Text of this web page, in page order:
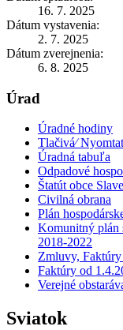
16. 7. 2025
Dátum vystavenia:
2. 7. 2025
Dátum zverejnenia:
6. 8. 2025
Úrad
Úradné hodiny
Tlačivá⁄
Úradná tabuľa
Odpadové
Štatút obce
Civilná obrana
Plán
Komunitný plán
2018-2022
Zmluvy,
Faktúry od
Verejné
Sviatok